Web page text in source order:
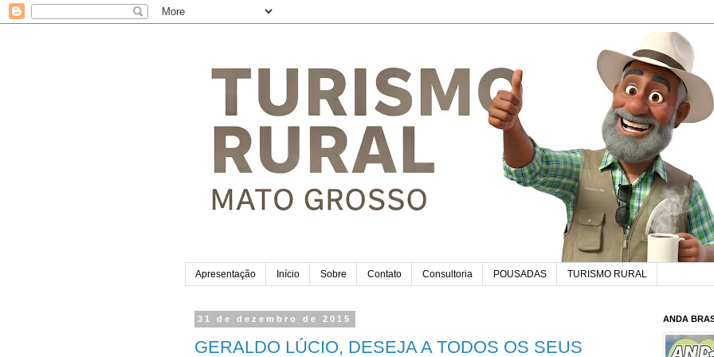
Apresentação Início Sobre Contato Consultoria POUSADAS TURISMO RURAL
31 de dezembro de 2015
GERALDO LÚCIO, DESEJA A TODOS OS SEUS
ANDA